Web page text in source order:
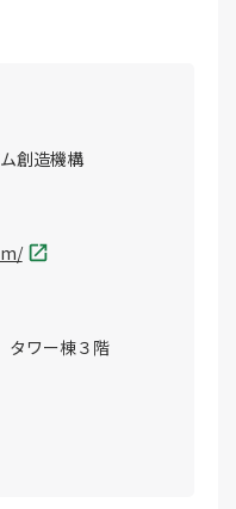
創造機構
ワー棟３階